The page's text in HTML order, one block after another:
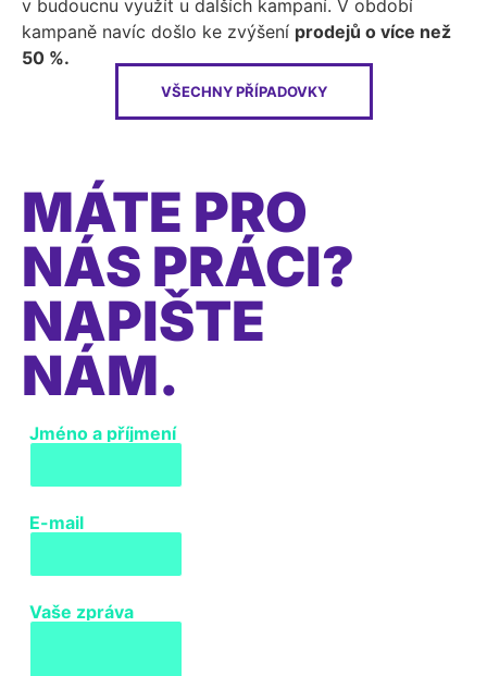
v budoucnu využít u dalších kampaní. V období
kampaně navíc došlo ke zvýšení prodejů o více než
50 %.
VŠECHNY PŘÍPADOVKY
MÁTE PRO
NÁS PRÁCI?
NAPIŠTE
NÁM.
Jméno a příjmení
E-mail
Vaše zpráva